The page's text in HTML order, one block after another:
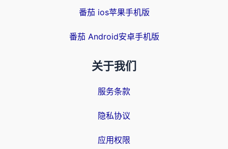
番茄 ios苹果手机版
番茄 Android安卓手机版
关于我们
服务条款
隐私协议
应用权限